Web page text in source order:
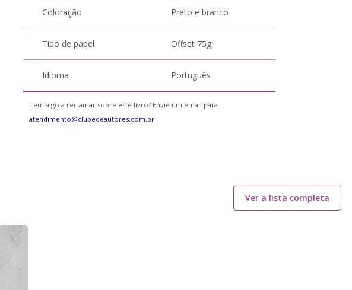
Coloração Preto e branco
Tipo de papel Offset 75g
Idioma Português
Tem algo a reclamar sobre este livro? Envie um email para
atendimento@clubedeautores.com.br
Ver a lista completa